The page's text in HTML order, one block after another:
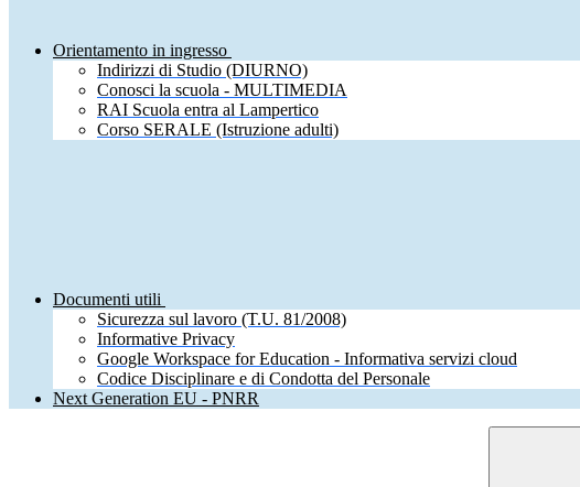
Orientamento in ingresso
Indirizzi di Studio (DIURNO)
Conosci la scuola - MULTIMEDIA
RAI Scuola entra al Lampertico
Corso SERALE (Istruzione adulti)
Documenti utili
Sicurezza sul lavoro (T.U. 81/2008)
Informative Privacy
Google Workspace for Education - Informativa servizi cloud
Codice Disciplinare e di Condotta del Personale
Next Generation EU - PNRR